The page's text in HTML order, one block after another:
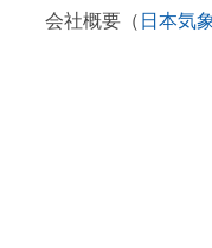
会社概要（ 日本気